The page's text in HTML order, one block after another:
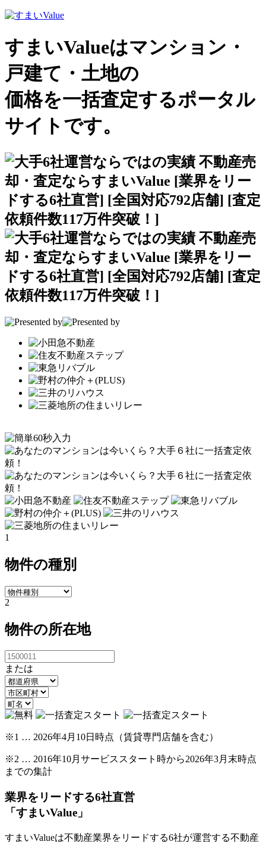
すまいValueはマンション・
戸建て・土地の
価格を一括査定するポータル
サイトです。
1
物件の種別
2
物件の所在地
または
※1 … 2026年4⽉10⽇時点（賃貸専⾨店舗を含む）
※2 … 2016年10月サービススタート時から2026年3月末時点
までの集計
業界をリードする6社直営
「すまいValue」
すまいValueは不動産業界をリードする6社が運営する不動産